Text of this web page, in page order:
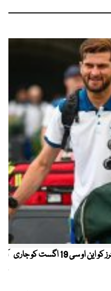
کیریبین پریمیئر لیگ ، قومی کرکٹرز کو این او سی 19 اگست کو جاری